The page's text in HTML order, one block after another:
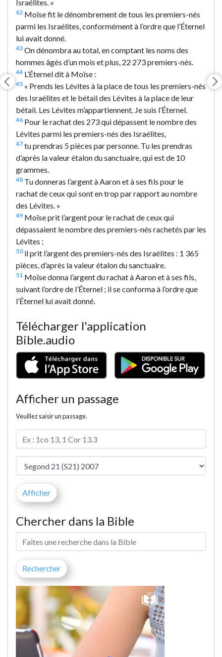
Israélites. »
42 Moïse fit le dénombrement de tous les premiers-nés
parmi les Israélites, conformément à l’ordre que l’Éternel
lui avait donné.
43 On dénombra au total, en comptant les noms des
hommes âgés d’un mois et plus, 22 273 premiers-nés.
44 L’Éternel dit à Moïse :
45 « Prends les Lévites à la place de tous les premiers-nés
des Israélites et le bétail des Lévites à la place de leur
bétail. Les Lévites m’appartiennent. Je suis l’Éternel.
46 Pour le rachat des 273 qui dépassent le nombre des
Lévites parmi les premiers-nés des Israélites,
47 tu prendras 5 pièces par personne. Tu les prendras
d’après la valeur étalon du sanctuaire, qui est de 10
grammes.
48 Tu donneras l’argent à Aaron et à ses fils pour le
rachat de ceux qui sont en trop par rapport au nombre
des Lévites. »
49 Moïse prit l’argent pour le rachat de ceux qui
dépassaient le nombre des premiers-nés rachetés par les
Lévites ;
50il prit l’argent des premiers-nés des Israélites : 1 365
pièces, d’après la valeur étalon du sanctuaire.
51 Moïse donna l’argent du rachat à Aaron et à ses fils,
suivant l’ordre de l’Éternel ; il se conforma à l’ordre que
l’Éternel lui avait donné.
Télécharger l'application
Bible.audio
Afficher un passage
Veuillez saisir un passage.
Chercher dans la Bible